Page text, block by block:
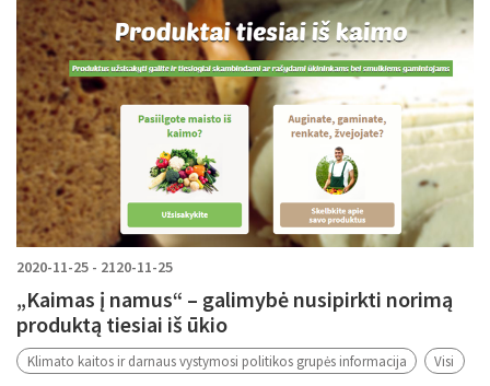
2020-11-25 - 2120-11-25
„Kaimas į namus“ – galimybė nusipirkti norimą
produktą tiesiai iš ūkio
Klimato kaitos ir darnaus vystymosi politikos grupės informacija Visi